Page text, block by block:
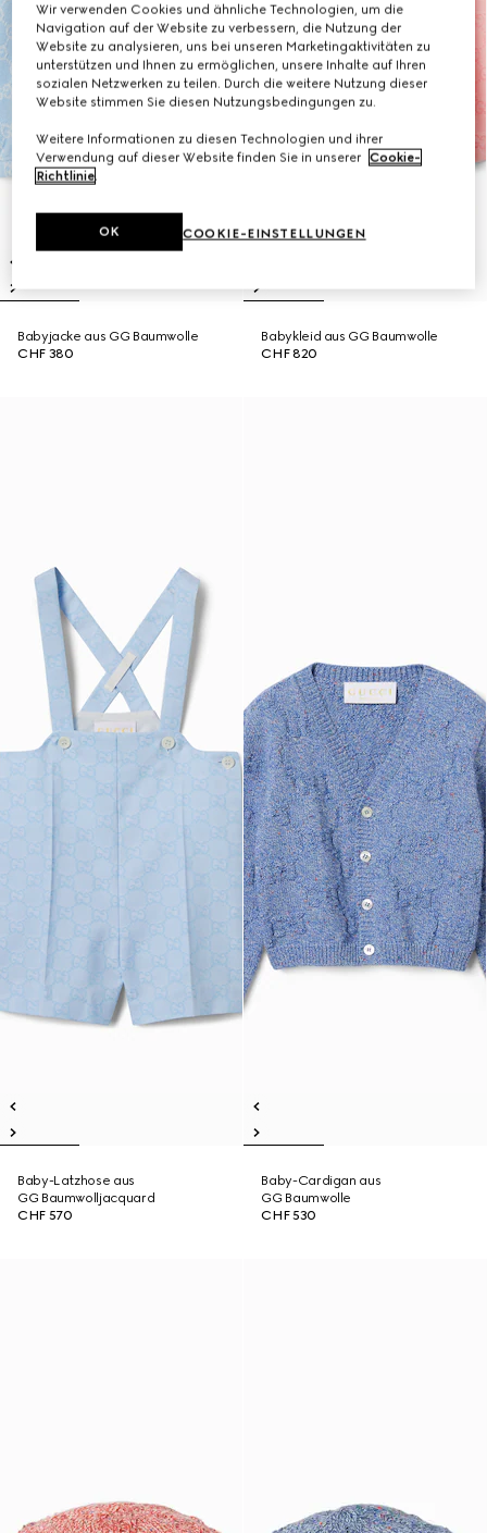
Babyjacke aus GG Baumwolle
CHF 380
Babykleid aus GG Baumwolle
CHF 820
Baby-Latzhose aus
GG Baumwolljacquard
CHF 570
Baby-Cardigan aus
GG Baumwolle
CHF 530
Wir verwenden Cookies und ähnliche Technologien, um die
Navigation auf der Website zu verbessern, die Nutzung der
Website zu analysieren, uns bei unseren Marketingaktivitäten zu
unterstützen und Ihnen zu ermöglichen, unsere Inhalte auf Ihren
sozialen Netzwerken zu teilen. Durch die weitere Nutzung dieser
Website stimmen Sie diesen Nutzungsbedingungen zu.
Weitere Informationen zu diesen Technologien und ihrer
Verwendung auf dieser Website finden Sie in unserer Cookie-
Richtlinie.
COOKIE-EINSTELLUNGEN
OK